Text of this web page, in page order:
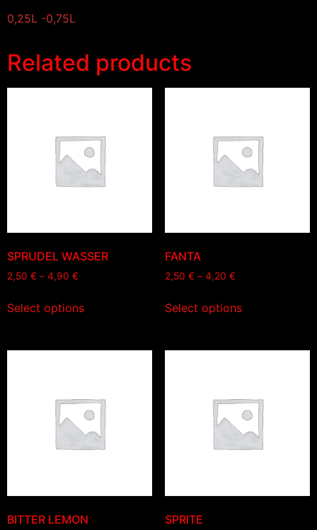
0,25L -0,75L
Related products
SPRUDEL WASSER
2,50 € – 4,90 €
Select options
FANTA
2,50 € – 4,20 €
Select options
BITTER LEMON SPRITE